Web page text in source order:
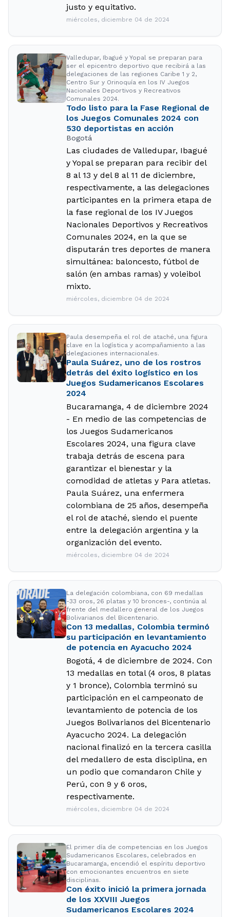
justo y equitativo.
miércoles, diciembre 04 de 2024
Valledupar, Ibagué y Yopal se preparan para
ser el epicentro deportivo que recibirá a las
delegaciones de las regiones Caribe 1 y 2,
Centro Sur y Orinoquía en los IV Juegos
Nacionales Deportivos y Recreativos
Comunales 2024.
Todo listo para la Fase Regional de
los Juegos Comunales 2024 con
530 deportistas en acción
Bogotá
Las ciudades de Valledupar, Ibagué
y Yopal se preparan para recibir del
8 al 13 y del 8 al 11 de diciembre,
respectivamente, a las delegaciones
participantes en la primera etapa de
la fase regional de los IV Juegos
Nacionales Deportivos y Recreativos
Comunales 2024, en la que se
disputarán tres deportes de manera
simultánea: baloncesto, fútbol de
salón (en ambas ramas) y voleibol
mixto.
miércoles, diciembre 04 de 2024
Paula desempeña el rol de ataché, una figura
clave en la logística y acompañamiento a las
delegaciones internacionales.
Paula Suárez, uno de los rostros
detrás del éxito logístico en los
Juegos Sudamericanos Escolares
2024
Bucaramanga, 4 de diciembre 2024
- En medio de las competencias de
los Juegos Sudamericanos
Escolares 2024, una figura clave
trabaja detrás de escena para
garantizar el bienestar y la
comodidad de atletas y Para atletas.
Paula Suárez, una enfermera
colombiana de 25 años, desempeña
el rol de ataché, siendo el puente
entre la delegación argentina y la
organización del evento.
miércoles, diciembre 04 de 2024
La delegación colombiana, con 69 medallas
-33 oros, 26 platas y 10 bronces-, continúa al
frente del medallero general de los Juegos
Bolivarianos del Bicentenario.
Con 13 medallas, Colombia terminó
su participación en levantamiento
de potencia en Ayacucho 2024
Bogotá, 4 de diciembre de 2024. Con
13 medallas en total (4 oros, 8 platas
y 1 bronce), Colombia terminó su
participación en el campeonato de
levantamiento de potencia de los
Juegos Bolivarianos del Bicentenario
Ayacucho 2024. La delegación
nacional finalizó en la tercera casilla
del medallero de esta disciplina, en
un podio que comandaron Chile y
Perú, con 9 y 6 oros,
respectivamente.
miércoles, diciembre 04 de 2024
El primer día de competencias en los Juegos
Sudamericanos Escolares, celebrados en
Bucaramanga, encendió el espíritu deportivo
con emocionantes encuentros en siete
disciplinas.
Con éxito inició la primera jornada
de los XXVIII Juegos
Sudamericanos Escolares 2024